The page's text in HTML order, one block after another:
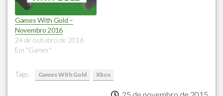
Games With Gold –
Novembro 2016
24 de outubro de 2016
Em "Gamer"
Tags: Games With Gold Xbox